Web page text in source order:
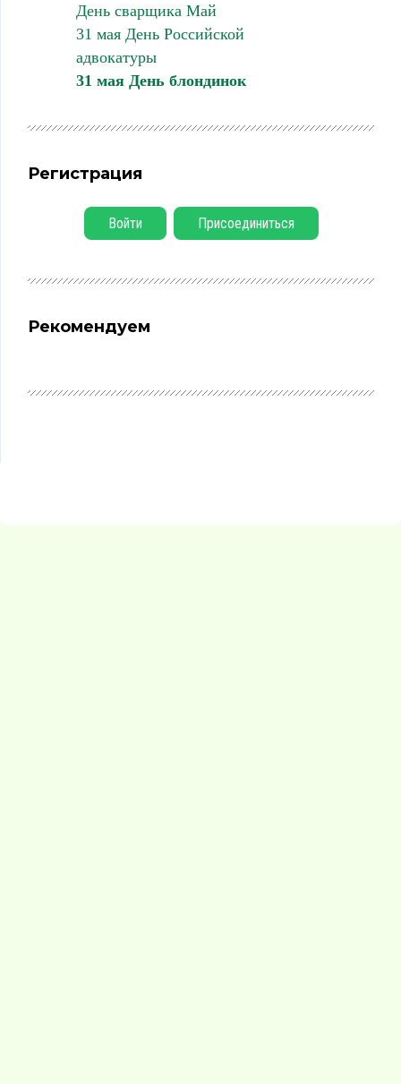
День сварщика Май
31 мая День Российской
адвокатуры
31 мая День блондинок
Регистрация
Войти Присоединиться
Рекомендуем